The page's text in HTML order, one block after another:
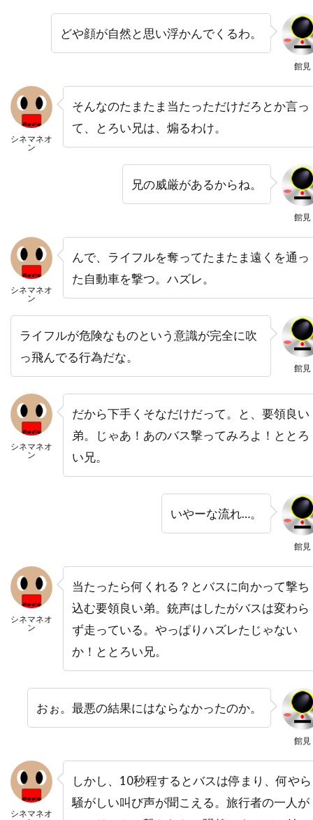
ハンナ・アンクリッチ
ハンネス・メッセマー
ハーシェル・ワイングロッド
ハーレイ・ジョエル・オスメント
ハーヴィ・ローゼンストック
ハーヴェイ・カイテル
ハーヴ・シュナイド
バズマーク・プロダクションズ
バズ・ラーマン
バトル・デイヴィス
バド・カー
バヤ・ベラル
バリー・M・オズボーン
バリー・ケンプ
バリー・ゴールドバーグ
バージニア・グレッグ
バートン・ギリアム
バート・ランカスター
バート・レムゼン
バーナード・ハーマン
バーナード・ベリュー
バーニー・クラーク
バーバラ・ヘイル
パコ・フェメニア
パコ・プラサ
パシフィックウェスタン
パシフィック・データ・イメージズ
パシフィック・データー・イメージズ
パティ・ダーバンヴィル
パディ・コンシダイン
パトリシア・クラークソン
パトリシア・ヒーリー
パトリシア・ベルチャー
パトリック・アンデション
館見
どや顔が自然と思い浮かんでくるわ。
シネマネオ
ン
そんなのたまたま当たっただけだろとか言っ
て、とろい兄は、煽るわけ。
館見
兄の威厳があるからね。
シネマネオ
ン
んで、ライフルを奪ってたまたま遠くを通っ
た自動車を撃つ。ハズレ。
館見
ライフルが危険なものという意識が完全に吹
っ飛んでる行為だな。
シネマネオ
ン
だから下手くそなだけだって。と、要領良い
弟。じゃあ！あのバス撃ってみろよ！ととろ
い兄。
館見
いやーな流れ…。
シネマネオ
ン
当たったら何くれる？とバスに向かって撃ち
込む要領良い弟。銃声はしたがバスは変わら
ず走っている。やっぱりハズレたじゃない
か！ととろい兄。
館見
おぉ。最悪の結果にはならなかったのか。
シネマネオ
しかし、10秒程するとバスは停まり、何やら
騒がしい叫び声が聞こえる。旅行者の一人が